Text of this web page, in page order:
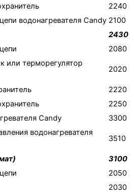
2240
водонагревателя Candy 2100
2430
2080
или терморегулятор
2020
2220
2250
Candy
3300
водонагревателя
3510
3100
2050
2030